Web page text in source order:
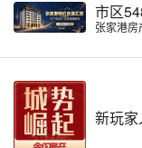
市区
张家港房
新玩